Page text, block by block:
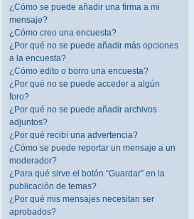
¿Cómo se puede añadir una firma a mi
mensaje?
¿Cómo creo una encuesta?
¿Por qué no se puede añadir más opciones
a la encuesta?
¿Cómo edito o borro una encuesta?
¿Por qué no se puede acceder a algún
foro?
¿Por qué no se puede añadir archivos
adjuntos?
¿Por qué recibí una advertencia?
¿Cómo se puede reportar un mensaje a un
moderador?
¿Para qué sirve el botón “Guardar” en la
publicación de temas?
¿Por qué mis mensajes necesitan ser
aprobados?